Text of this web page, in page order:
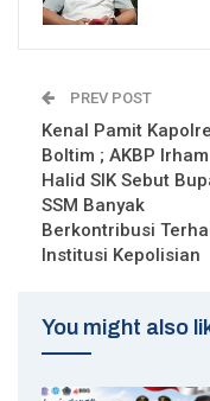
PREV POST
Kenal Pamit
Boltim ; AKBP Irham
Halid SIK Sebut
SSM Banyak
Berkontribusi
Institusi Kepolisian
You might also